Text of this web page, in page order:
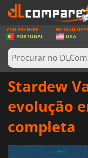
JOGOS
GAME CARDS
SOFTWARE
YOU ARE HERE
PORTUGAL
WE ALSO
USA
Stardew
evolução
completa